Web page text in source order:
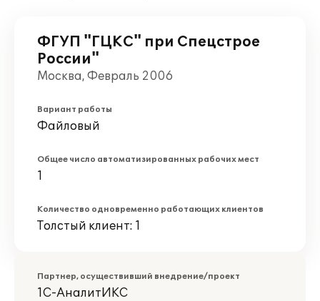
ФГУП "ГЦКС" при Спецстрое
России"
Москва, Февраль 2006
Вариант работы
Файловый
Общее число автоматизированных рабочих мест
1
Количество одновременно работающих клиентов
Толстый клиент: 1
Партнер, осуществивший внедрение/проект
1С-АналитИКС